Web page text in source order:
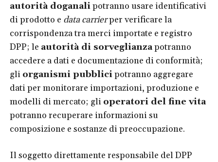
autorità doganalipotranno usare identificativi
di prodotto e data carrierper verificare la
corrispondenza tra merci importate e registro
DPP; le autorità di sorveglianzapotranno
accedere a dati e documentazione di conformità;
gli organismi pubblicipotranno aggregare
dati per monitorare importazioni, produzione e
modelli di mercato; gli operatori del fine vita
potranno recuperare informazioni su
composizione e sostanze di preoccupazione.
Il soggetto direttamente responsabile del DPP